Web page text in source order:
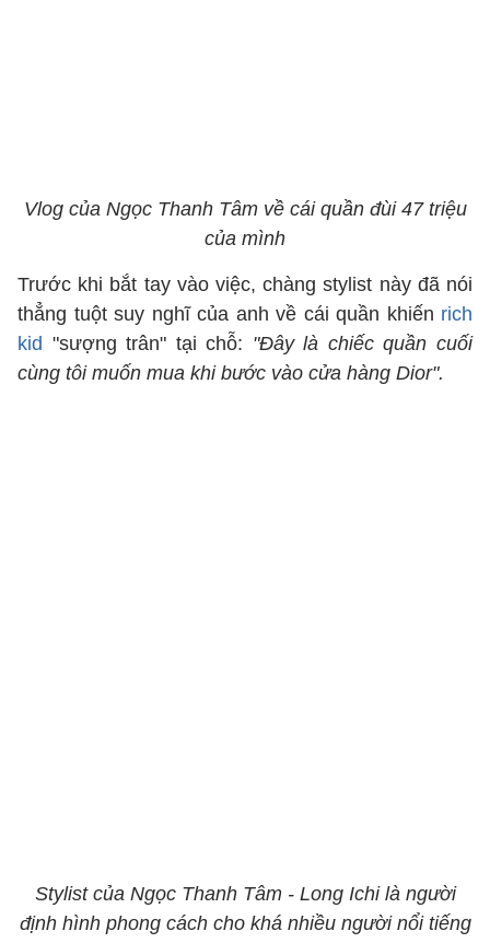
Vlog của Ngọc Thanh Tâm về cái quần đùi 47 triệu
của mình
Trước khi bắt tay vào việc, chàng stylist này đã nói
thẳng tuột suy nghĩ của anh về cái quần khiến rich
kid "sượng trân" tại chỗ: "Đây là chiếc quần cuối
cùng tôi muốn mua khi bước vào cửa hàng Dior".
Stylist của Ngọc Thanh Tâm - Long Ichi là người
định hình phong cách cho khá nhiều người nổi tiếng